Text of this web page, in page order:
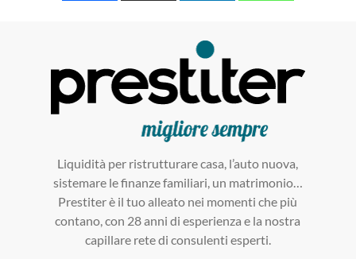
Liquidità per ristrutturare casa, l’auto nuova,
sistemare le finanze familiari, un matrimonio…
Prestiter è il tuo alleato nei momenti che più
contano, con 28 anni di esperienza e la nostra
capillare rete di consulenti esperti.